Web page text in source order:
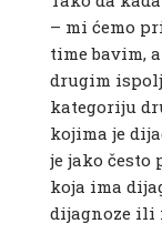
– mi ćemo
time bavim,
drugim
kategoriju
kojima je
je jako često
koja ima
dijagnoze ili